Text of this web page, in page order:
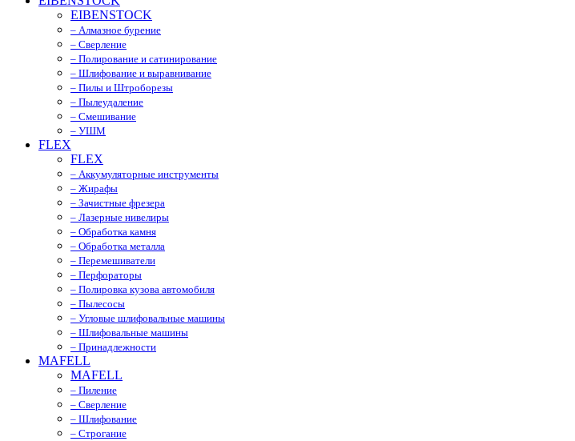
EIBENSTOCK
– Алмазное бурение
– Сверление
– Полирование и сатинирование
– Шлифование и выравнивание
– Пилы и Штроборезы
– Пылеудаление
– Смешивание
– УШМ
FLEX
FLEX
– Аккумуляторные инструменты
– Жирафы
– Зачистные фрезера
– Лазерные нивелиры
– Обработка камня
– Обработка металла
– Перемешиватели
– Перфораторы
– Полировка кузова автомобиля
– Пылесосы
– Угловые шлифовальные машины
– Шлифовальные машины
– Принадлежности
MAFELL
MAFELL
– Пиление
– Сверление
– Шлифование
– Строгание